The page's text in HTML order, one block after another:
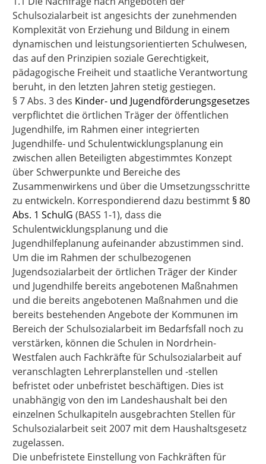
Schulsozialarbeit ist angesichts der zunehmenden
Komplexität von Erziehung und Bildung in einem
dynamischen und leistungsorientierten Schulwesen,
das auf den Prinzipien soziale Gerechtigkeit,
pädagogische Freiheit und staatliche Verantwortung
beruht, in den letzten Jahren stetig gestiegen.
§ 7 Abs. 3 des Kinder- und Jugendförderungsgesetzes
verpflichtet die örtlichen Träger der öffentlichen
Jugendhilfe, im Rahmen einer integrierten
Jugendhilfe- und Schulentwicklungsplanung ein
zwischen allen Beteiligten abgestimmtes Konzept
über Schwerpunkte und Bereiche des
Zusammenwirkens und über die Umsetzungsschritte
zu entwickeln. Korrespondierend dazu bestimmt § 80
Abs. 1 SchulG (BASS 1-1), dass die
Schulentwicklungsplanung und die
Jugendhilfeplanung aufeinander abzustimmen sind.
Um die im Rahmen der schulbezogenen
Jugendsozialarbeit der örtlichen Träger der Kinder
und Jugendhilfe bereits angebotenen Maßnahmen
und die bereits angebotenen Maßnahmen und die
bereits bestehenden Angebote der Kommunen im
Bereich der Schulsozialarbeit im Bedarfsfall noch zu
verstärken, können die Schulen in Nordrhein-
Westfalen auch Fachkräfte für Schulsozialarbeit auf
veranschlagten Lehrerplanstellen und -stellen
befristet oder unbefristet beschäftigen. Dies ist
unabhängig von den im Landeshaushalt bei den
einzelnen Schulkapiteln ausgebrachten Stellen für
Schulsozialarbeit seit 2007 mit dem Haushaltsgesetz
zugelassen.
Die unbefristete Einstellung von Fachkräften für